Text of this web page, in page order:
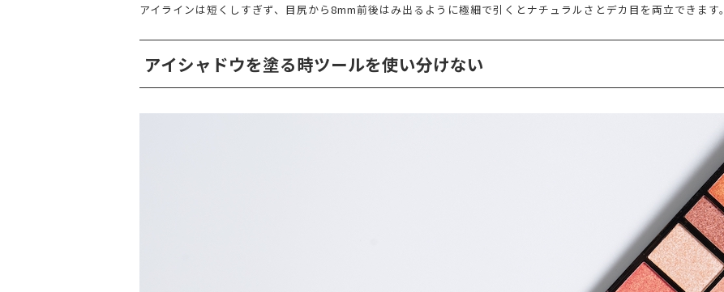
アイラインは短くしすぎず、目尻から8mm前後はみ出るように極細で引くとナチュラルさとデカ目を両立できます。
アイシャドウを塗る時ツールを使い分けない